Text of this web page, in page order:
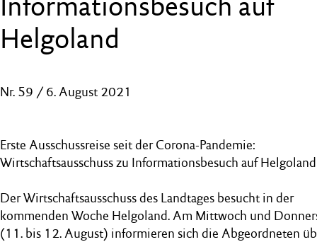
Helgoland
Nr. 59 / 6. August 2021
Erste Ausschussreise seit der Corona-Pandemie:
Wirtschaftsausschuss zu Informationsbesuch auf Helgoland
Der Wirtschaftsausschuss des Landtages besucht in der
kommenden Woche Helgoland. Am Mittwoch und
(11. bis 12. August) informieren sich die Abgeordneten